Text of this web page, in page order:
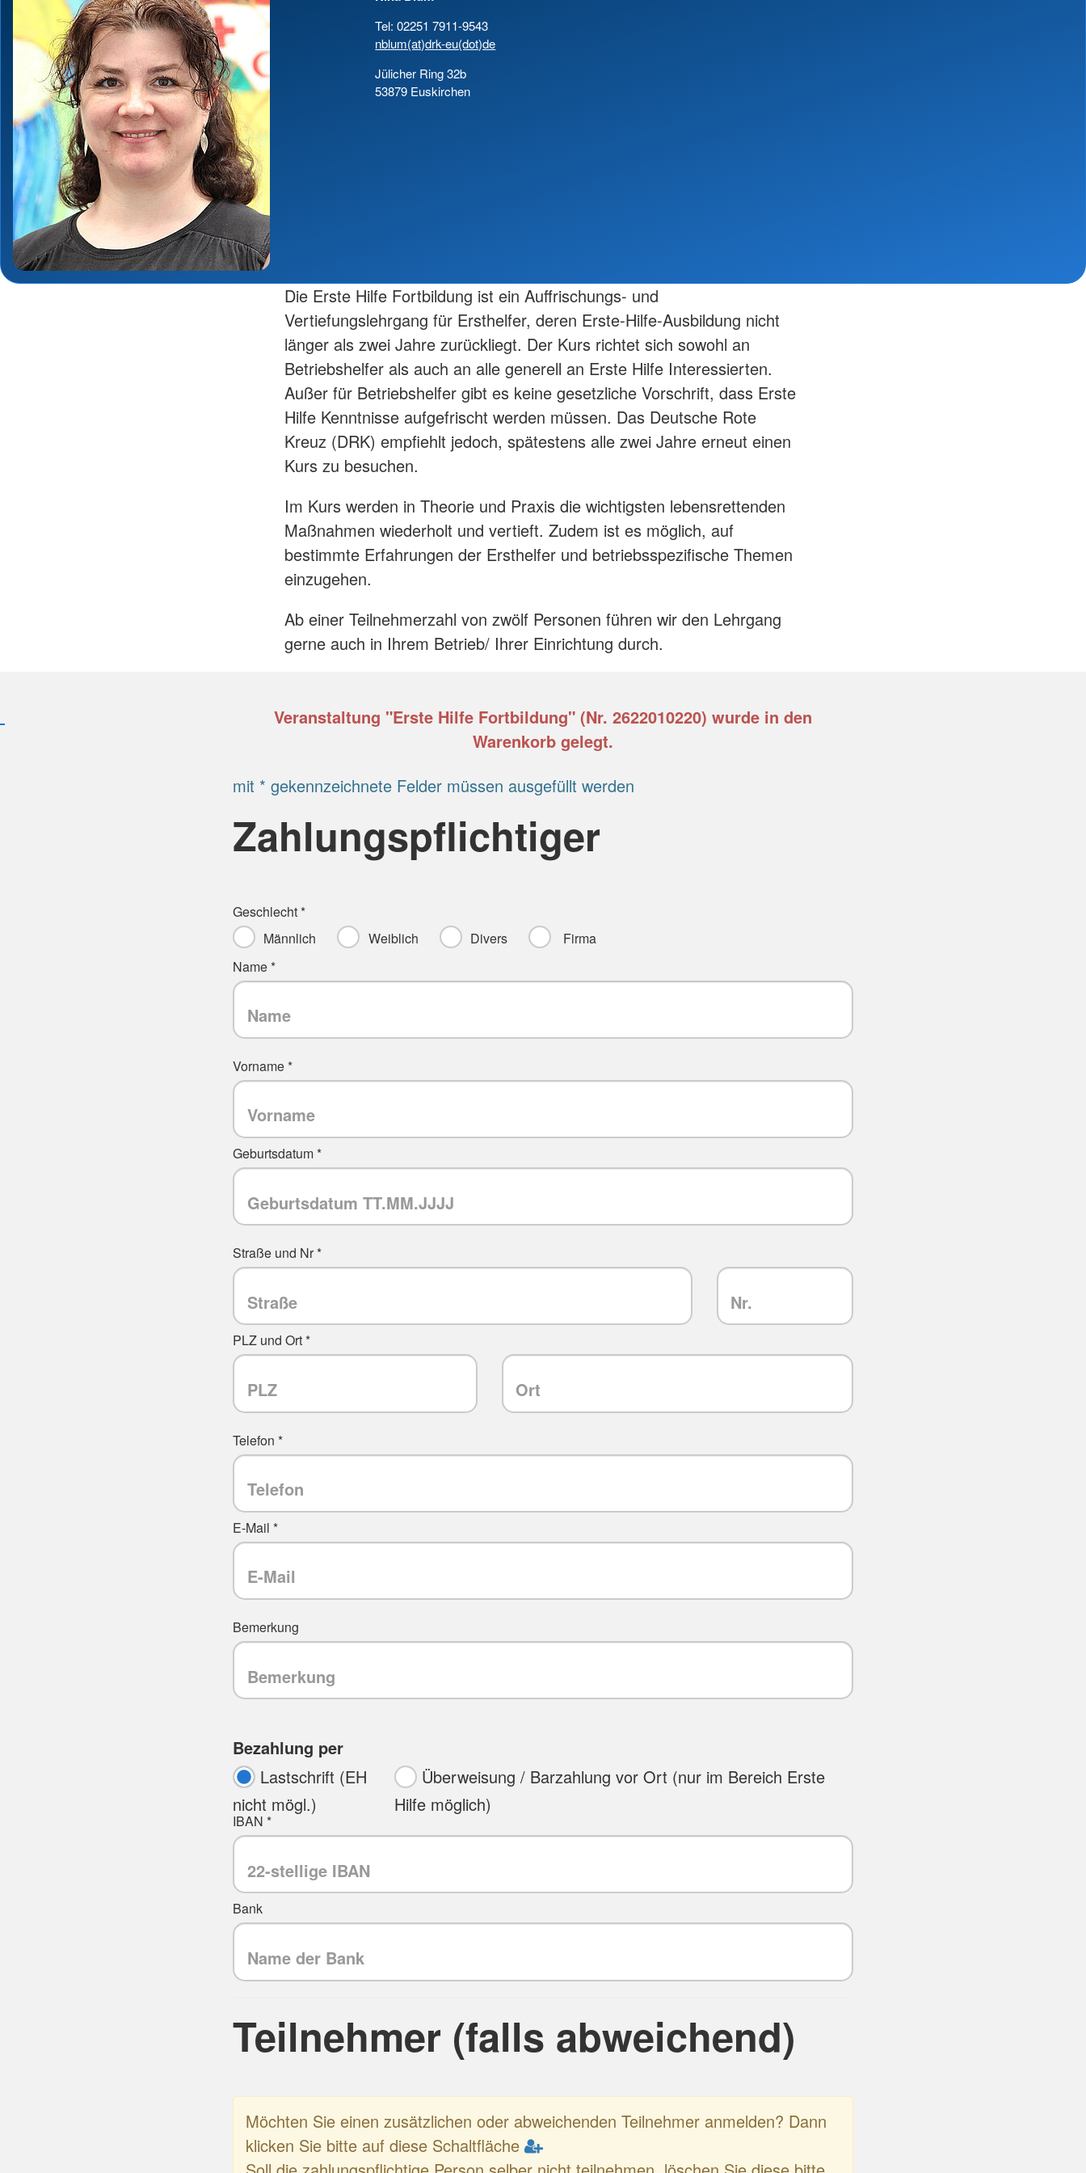
Tel: 02251 7911-9543
nblum(at)drk-eu(dot)de
Jülicher Ring 32b
53879 Euskirchen
Die Erste Hilfe Fortbildung ist ein Auffrischungs- und
Vertiefungslehrgang für Ersthelfer, deren Erste-Hilfe-Ausbildung nicht
länger als zwei Jahre zurückliegt. Der Kurs richtet sich sowohl an
Betriebshelfer als auch an alle generell an Erste Hilfe Interessierten.
Außer für Betriebshelfer gibt es keine gesetzliche Vorschrift, dass Erste
Hilfe Kenntnisse aufgefrischt werden müssen. Das Deutsche Rote
Kreuz (DRK) empfiehlt jedoch, spätestens alle zwei Jahre erneut einen
Kurs zu besuchen.
Im Kurs werden in Theorie und Praxis die wichtigsten lebensrettenden
Maßnahmen wiederholt und vertieft. Zudem ist es möglich, auf
bestimmte Erfahrungen der Ersthelfer und betriebsspezifische Themen
einzugehen.
Ab einer Teilnehmerzahl von zwölf Personen führen wir den Lehrgang
gerne auch in Ihrem Betrieb/ Ihrer Einrichtung durch.
Veranstaltung "Erste Hilfe Fortbildung" (Nr. 2622010220) wurde in den
Warenkorb gelegt.
mit * gekennzeichnete Felder müssen ausgefüllt werden
Zahlungspflichtiger
Geschlecht *
Männlich
Weiblich Divers
Firma
Name *
Vorname *
Geburtsdatum *
Straße und Nr *
PLZ und Ort *
Telefon *
E-Mail *
Bemerkung
Bezahlung per
Lastschrift (EH
nicht mögl.)
Überweisung / Barzahlung vor Ort (nur im Bereich Erste
Hilfe möglich)
IBAN *
Bank
Teilnehmer (falls abweichend)
Möchten Sie einen zusätzlichen oder abweichenden Teilnehmer anmelden? Dann
klicken Sie bitte auf diese Schaltfläche